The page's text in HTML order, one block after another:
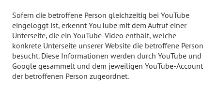
Sofern die betroffene Person gleichzeitig bei YouTube
eingeloggt ist, erkennt YouTube mit dem Aufruf einer
Unterseite, die ein YouTube-Video enthält, welche
konkrete Unterseite unserer Website die betroffene Person
besucht. Diese Informationen werden durch YouTube und
Google gesammelt und dem jeweiligen YouTube-Account
der betroffenen Person zugeordnet.